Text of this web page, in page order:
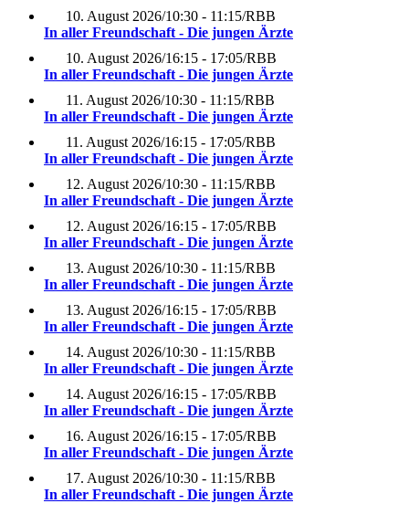
10. August 2026/10:30 - 11:15/RBB
In aller Freundschaft - Die jungen Ärzte
10. August 2026/16:15 - 17:05/RBB
In aller Freundschaft - Die jungen Ärzte
11. August 2026/10:30 - 11:15/RBB
In aller Freundschaft - Die jungen Ärzte
11. August 2026/16:15 - 17:05/RBB
In aller Freundschaft - Die jungen Ärzte
12. August 2026/10:30 - 11:15/RBB
In aller Freundschaft - Die jungen Ärzte
12. August 2026/16:15 - 17:05/RBB
In aller Freundschaft - Die jungen Ärzte
13. August 2026/10:30 - 11:15/RBB
In aller Freundschaft - Die jungen Ärzte
13. August 2026/16:15 - 17:05/RBB
In aller Freundschaft - Die jungen Ärzte
14. August 2026/10:30 - 11:15/RBB
In aller Freundschaft - Die jungen Ärzte
14. August 2026/16:15 - 17:05/RBB
In aller Freundschaft - Die jungen Ärzte
16. August 2026/16:15 - 17:05/RBB
In aller Freundschaft - Die jungen Ärzte
17. August 2026/10:30 - 11:15/RBB
In aller Freundschaft - Die jungen Ärzte